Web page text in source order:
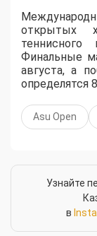
открытых
Финальные
августа, а
определятся
Asu Open
Узнайте
в